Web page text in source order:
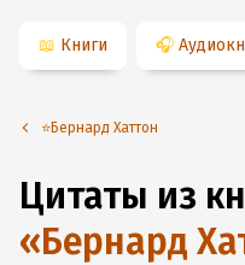
📖 Книги 🎧
⭐️Бернард Хаттон
Цитаты из
«Бернард